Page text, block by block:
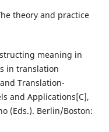
theory and practice
meaning in
in translation
Translation-
and Applications[C],
(Eds.). Berlin/Boston: